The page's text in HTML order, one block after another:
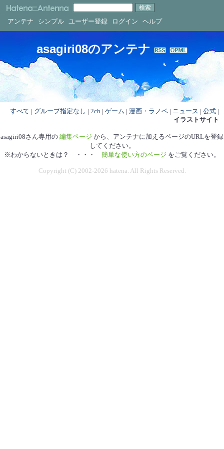
アンテナ シンプル ユーザー登録 ログイン ヘルプ
asagiri08のアンテナ
すべて | グループ指定なし | 2ch | ゲーム | 漫画・ラノベ | ニュース | 公式 |
イラストサイト
asagiri08さん専用の 編集ページ から、アンテナに加えるページのURLを登録
してください。
※わからないときは？ ・・・ 簡単な使い方のページ をご覧ください。
Copyright (C) 2002-2026 hatena. All Rights Reserved.